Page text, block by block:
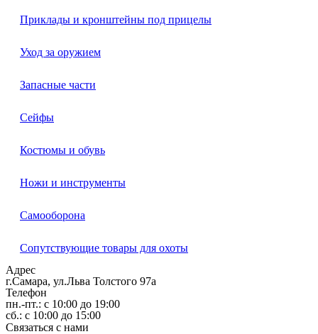
Приклады и кронштейны под прицелы
Уход за оружием
Запасные части
Сейфы
Костюмы и обувь
Ножи и инструменты
Самооборона
Сопутствующие товары для охоты
Адрес
г.Самара, ул.Льва Толстого 97а
Телефон
пн.-пт.: с 10:00 до 19:00
сб.: с 10:00 до 15:00
Связаться с нами